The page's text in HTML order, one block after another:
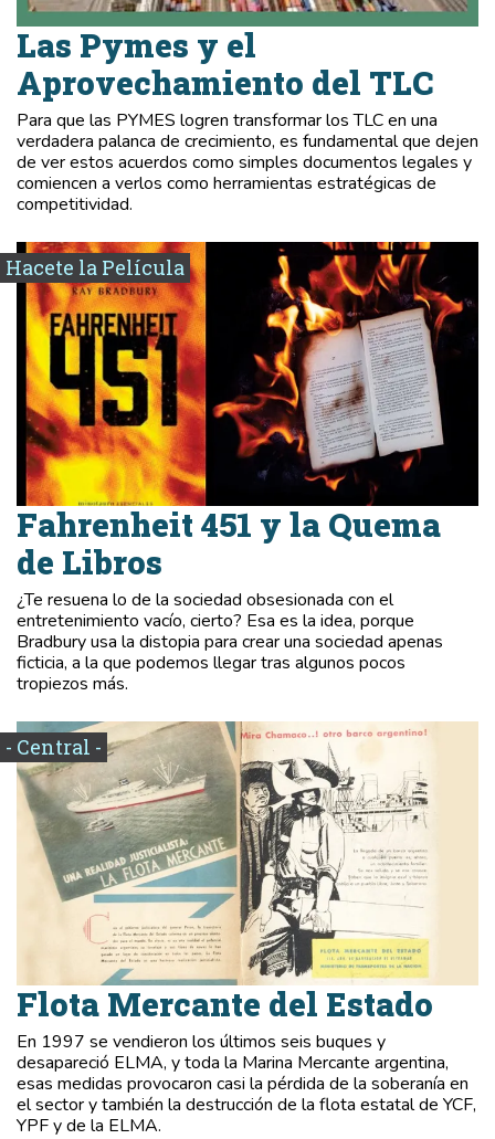
Las Pymes y el
Aprovechamiento del TLC
Para que las PYMES logren transformar los TLC en una
verdadera palanca de crecimiento, es fundamental que dejen
de ver estos acuerdos como simples documentos legales y
comiencen a verlos como herramientas estratégicas de
competitividad.
Hacete la Película
Fahrenheit 451 y la Quema
de Libros
¿Te resuena lo de la sociedad obsesionada con el
entretenimiento vacío, cierto? Esa es la idea, porque
Bradbury usa la distopia para crear una sociedad apenas
ficticia, a la que podemos llegar tras algunos pocos
tropiezos más.
- Central -
Flota Mercante del Estado
En 1997 se vendieron los últimos seis buques y
desapareció ELMA, y toda la Marina Mercante argentina,
esas medidas provocaron casi la pérdida de la soberanía en
el sector y también la destrucción de la flota estatal de YCF,
YPF y de la ELMA.